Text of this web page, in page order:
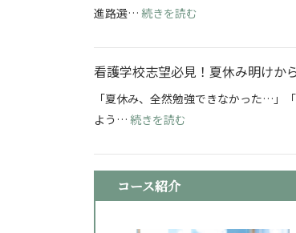
進路選… 続きを読む
看護学校志望必見！夏休み明けか
「夏休み、全然勉強できなかった…」
よう… 続きを読む
コース紹介